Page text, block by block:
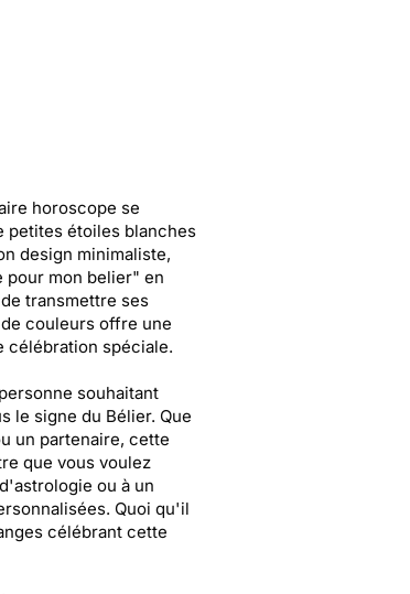
horoscope se
petites étoiles blanches
design minimaliste,
pour mon belier" en
transmettre ses
couleurs offre une
célébration spéciale.
souhaitant
le signe du Bélier. Que
un partenaire, cette
que vous voulez
ou à un
Quoi qu'il
célébrant cette